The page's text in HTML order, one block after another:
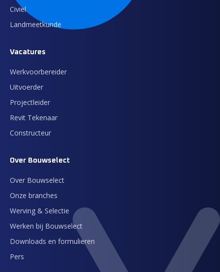
Civiel
Landmeetkunde
Vacatures
Werkvoorbereider
Uitvoerder
Projectleider
Revit Tekenaar
Constructeur
Over Bouwselect
Over Bouwselect
Onze branches
Werving & Selectie
Werken bij Bouwselect
Downloads en formulieren
Pers